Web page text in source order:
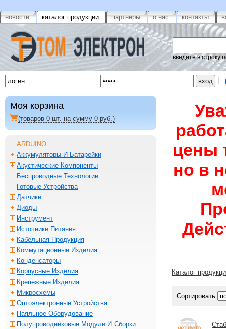
новости каталог продукции партнеры о нас контакты
введите в строку
цены
но в
Каталог
Сортировать
Моя корзина
(товаров 0 шт. на сумму 0 руб.)
ARDUINO
Аккумуляторы И Батарейки
Акустические Компоненты
Беспроводные Технологии
Готовые Устройства
Датчики
Диоды
Инструмент
Источники Питания
Кабельная Продукция
Коммутационные Изделия
Конденсаторы
Корпусные Изделия
Крепежные Изделия
Микросхемы
Оптоэлектронные Устройства
Паяльное Оборудование
Полупроводниковые Модули И Сборки